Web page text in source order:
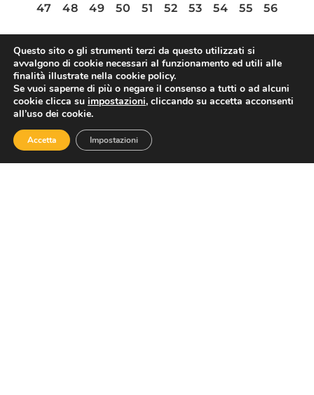
47
48 49 50 51 52 53 54 55 56
ASSOTURISMO
Contatti
Questo sito o gli strumenti terzi da questo utilizzati si
avvalgono di cookie necessari al funzionamento ed utili alle
finalità illustrate nella cookie policy.
Se vuoi saperne di più o negare il consenso a tutti o ad alcuni
cookie clicca su impostazioni, cliccando su accetta acconsenti
all’uso dei cookie.
Accetta Impostazioni